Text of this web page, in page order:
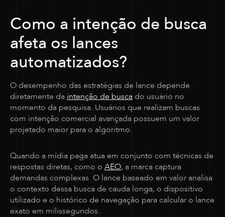
Como a intenção de busca
afeta os lances
automatizados?
O desempenho das estratégias de lance depende
diretamente da intenção de busca do usuário no
momento da pesquisa. Usuários que realizam buscas
com intenção comercial avançada possuem um valor
projetado maior para o algoritmo.
Quando a mídia paga atua em conjunto com técnicas de
respostas diretas, como o AEO, a marca captura
demandas complexas. O lance baseado em valor analisa
o contexto dessa busca de cauda longa, o dispositivo
utilizado e o histórico de navegação para calcular o lance
exato em milissegundos.